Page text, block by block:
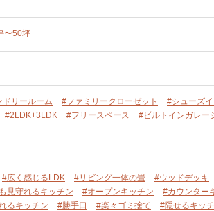
〜50坪
ドリールーム #ファミリークローゼット #シューズ
#2LDK+3LDK #フリースペース #ビルトインガレー
#広く感じるLDK #リビング一体の畳 #ウッドデッキ
見守れるキッチン #オープンキッチン #カウンター
るキッチン #勝手口 #楽々ゴミ捨て #隠せるキッ